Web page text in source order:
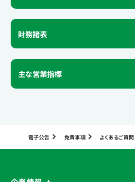
財務諸表
主な営業指標
電子公告 免責事項 よくあるご質問